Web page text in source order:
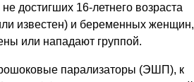
достигших 16-летнего возраста
известен) и беременных женщин,
или нападают группой.
парализаторы (ЭШП), к